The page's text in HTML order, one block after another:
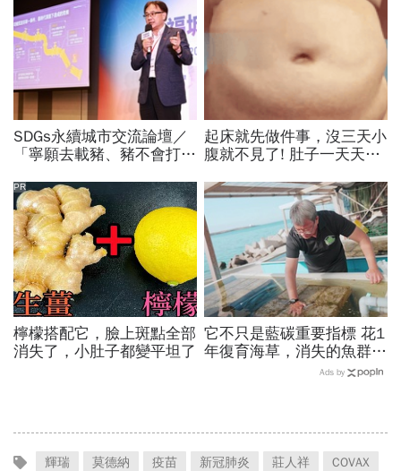
SDGs永續城市交流論壇／
「寧願去載豬、豬不會打
桃園市4大倡議，重構公共
運輸DNA
起床就先做件事，沒三天小
腹就不見了! 肚子一天天變
檸檬搭配它，臉上斑點全部
消失了，小肚子都變平坦了
PR
它不只是藍碳重要指標 花1
年復育海草，消失的魚群也
Ads by
輝瑞 莫德納 疫苗 新冠肺炎 莊人祥 COVAX